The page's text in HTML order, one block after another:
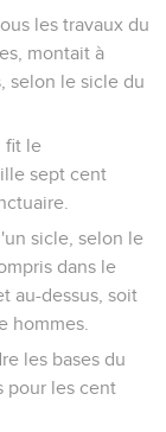
les travaux du
montait à
selon le sicle du
fit le
sept cent
sicle, selon le
dans le
au-dessus, soit
hommes.
les bases du
pour les cent